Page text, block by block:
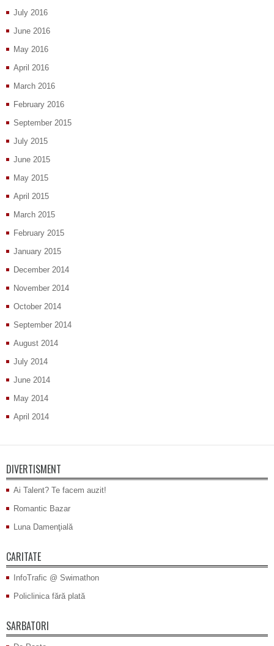
July 2016
June 2016
May 2016
April 2016
March 2016
February 2016
September 2015
July 2015
June 2015
May 2015
April 2015
March 2015
February 2015
January 2015
December 2014
November 2014
October 2014
September 2014
August 2014
July 2014
June 2014
May 2014
April 2014
DIVERTISMENT
Ai Talent? Te facem auzit!
Romantic Bazar
Luna Damenţială
CARITATE
InfoTrafic @ Swimathon
Policlinica fără plată
SARBATORI